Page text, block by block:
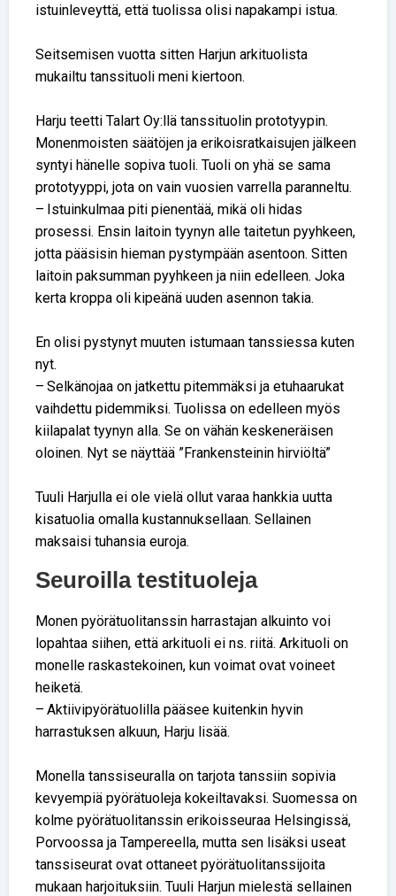
istuinleveyttä, että tuolissa olisi napakampi istua.
Seitsemisen vuotta sitten Harjun arkituolista
mukailtu tanssituoli meni kiertoon.
Harju teetti Talart Oy:llä tanssituolin prototyypin.
Monenmoisten säätöjen ja erikoisratkaisujen jälkeen
syntyi hänelle sopiva tuoli. Tuoli on yhä se sama
prototyyppi, jota on vain vuosien varrella paranneltu.
– Istuinkulmaa piti pienentää, mikä oli hidas
prosessi. Ensin laitoin tyynyn alle taitetun pyyhkeen,
jotta pääsisin hieman pystympään asentoon. Sitten
laitoin paksumman pyyhkeen ja niin edelleen. Joka
kerta kroppa oli kipeänä uuden asennon takia.
En olisi pystynyt muuten istumaan tanssiessa kuten
nyt.
– Selkänojaa on jatkettu pitemmäksi ja etuhaarukat
vaihdettu pidemmiksi. Tuolissa on edelleen myös
kiilapalat tyynyn alla. Se on vähän keskeneräisen
oloinen. Nyt se näyttää ”Frankensteinin hirviöltä”
Tuuli Harjulla ei ole vielä ollut varaa hankkia uutta
kisatuolia omalla kustannuksellaan. Sellainen
maksaisi tuhansia euroja.
Seuroilla testituoleja
Monen pyörätuolitanssin harrastajan alkuinto voi
lopahtaa siihen, että arkituoli ei ns. riitä. Arkituoli on
monelle raskastekoinen, kun voimat ovat voineet
heiketä.
– Aktiivipyörätuolilla pääsee kuitenkin hyvin
harrastuksen alkuun, Harju lisää.
Monella tanssiseuralla on tarjota tanssiin sopivia
kevyempiä pyörätuoleja kokeiltavaksi. Suomessa on
kolme pyörätuolitanssin erikoisseuraa Helsingissä,
Porvoossa ja Tampereella, mutta sen lisäksi useat
tanssiseurat ovat ottaneet pyörätuolitanssijoita
mukaan harjoituksiin. Tuuli Harjun mielestä sellainen